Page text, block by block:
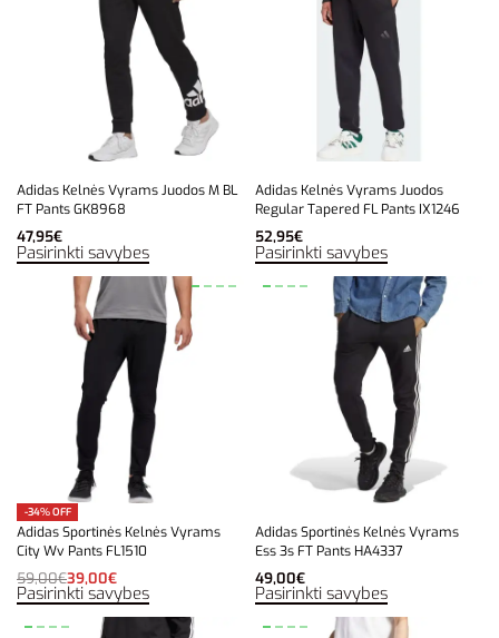
Adidas Kelnės Vyrams Juodos M BL
FT Pants GK8968
47,95€
Pasirinkti savybes
Adidas Kelnės Vyrams Juodos
Regular Tapered FL Pants IX1246
52,95€
Pasirinkti savybes
-34% OFF
Adidas Sportinės Kelnės Vyrams
City Wv Pants FL1510
59,00€39,00€
Pasirinkti savybes
Adidas Sportinės Kelnės Vyrams
Ess 3s FT Pants HA4337
49,00€
Pasirinkti savybes